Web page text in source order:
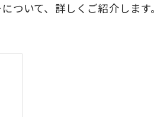
ついて、詳しくご紹介します。